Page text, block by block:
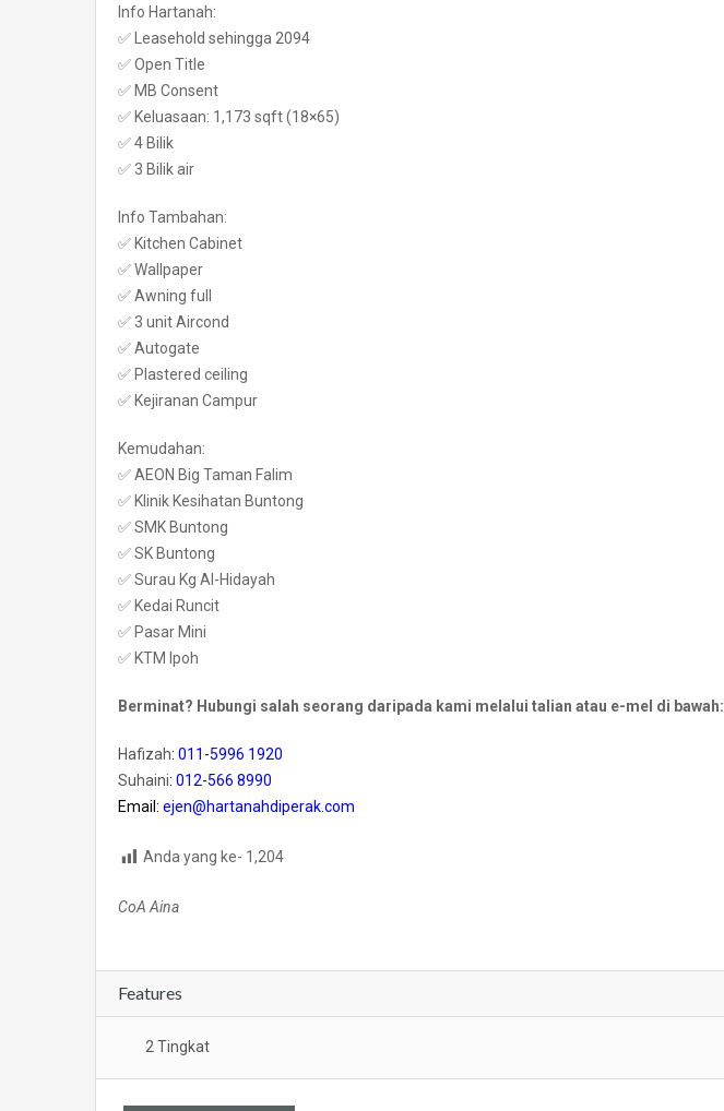
Info Hartanah:
✅ Leasehold sehingga 2094
✅ Open Title
✅ MB Consent
✅ Keluasaan: 1,173 sqft (18×65)
✅ 4 Bilik
✅ 3 Bilik air
Info Tambahan:
✅ Kitchen Cabinet
✅ Wallpaper
✅ Awning full
✅ 3 unit Aircond
✅ Autogate
✅ Plastered ceiling
✅ Kejiranan Campur
Kemudahan:
✅ AEON Big Taman Falim
✅ Klinik Kesihatan Buntong
✅ SMK Buntong
✅ SK Buntong
✅ Surau Kg Al-Hidayah
✅ Kedai Runcit
✅ Pasar Mini
✅ KTM Ipoh
Berminat? Hubungi salah seorang daripada kami melalui talian atau e-mel di bawah:
Hafizah: 011-5996 1920
Suhaini: 012-566 8990
Email: ejen@hartanahdiperak.com
Anda yang ke- 1,204
CoA Aina
Features
2 Tingkat